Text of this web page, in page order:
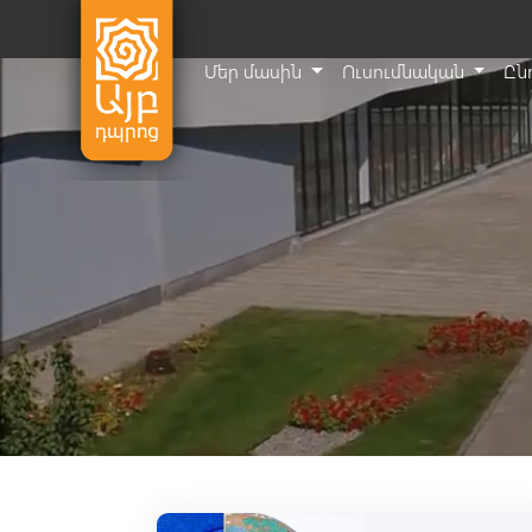
Մեր մասին Ուսումնական